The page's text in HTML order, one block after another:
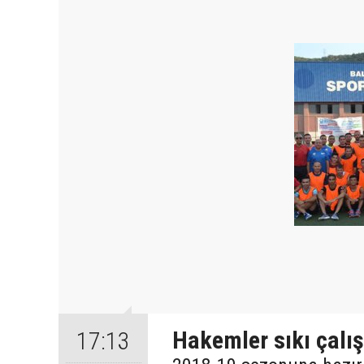
17:13 Hakemler sıkı